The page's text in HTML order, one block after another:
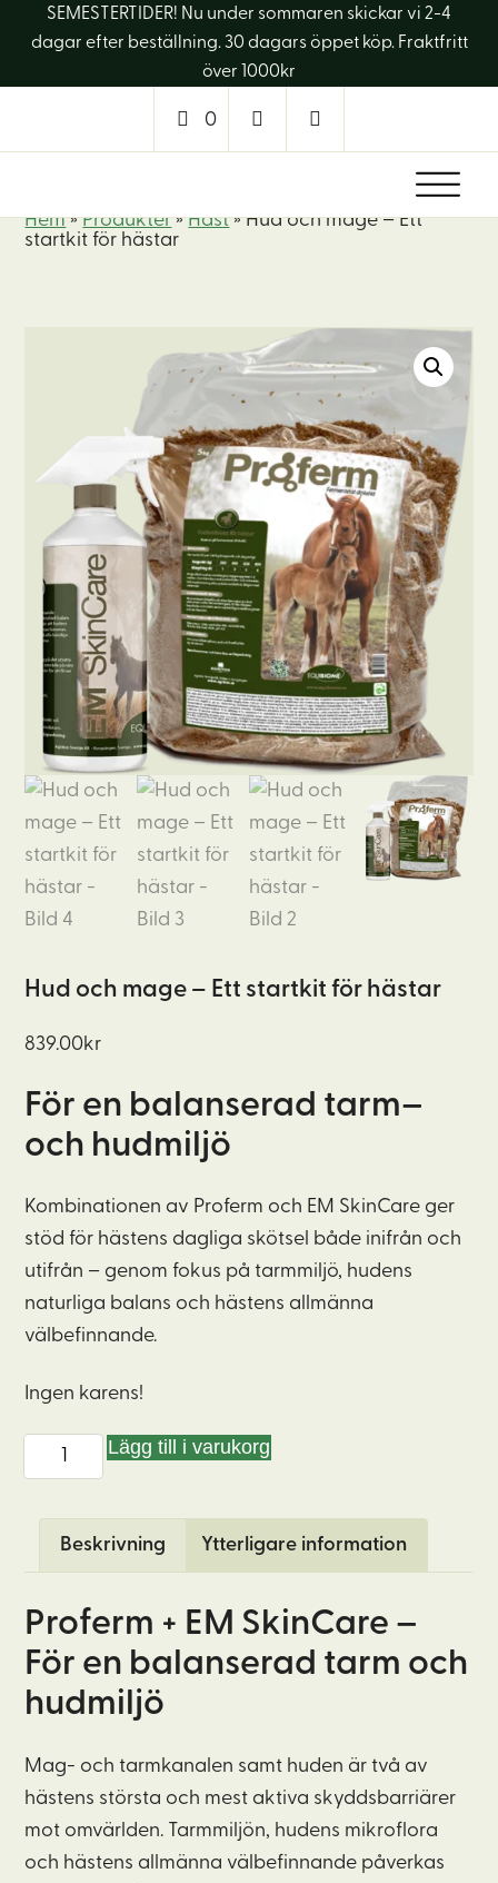
SEMESTERTIDER! Nu under sommaren skickar vi 2-4
dagar efter beställning. 30 dagars öppet köp. Fraktfritt
över 1000kr
0
Hem»Produkter»Häst»Hud och mage – Ett
startkit för hästar
Hud och mage – Ett startkit för hästar
839.00kr
För en balanserad tarm–
och hudmiljö
Kombinationen av Proferm och EM SkinCare ger
stöd för hästens dagliga skötsel både inifrån och
utifrån – genom fokus på tarmmiljö, hudens
naturliga balans och hästens allmänna
välbefinnande.
Ingen karens!
och
mage
Ett
startkit
hästar
mängd
Lägg till i varukorg
Beskrivning Ytterligare information
Proferm + EM SkinCare –
För en balanserad tarm och
hudmiljö
Mag- och tarmkanalen samt huden är två av
hästens största och mest aktiva skyddsbarriärer
mot omvärlden. Tarmmiljön, hudens mikroflora
och hästens allmänna välbefinnande påverkas